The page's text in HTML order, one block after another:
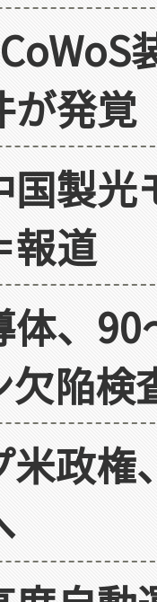
が発覚
国製光
報道
体、
欠陥検
米政